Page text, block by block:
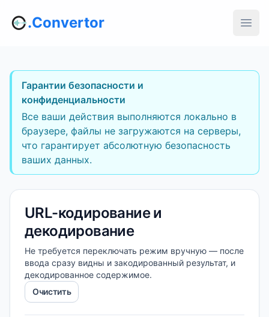
.Convertor
Гарантии безопасности и
конфиденциальности
Все ваши действия выполняются локально в
браузере, файлы не загружаются на серверы,
что гарантирует абсолютную безопасность
ваших данных.
URL-кодирование и
декодирование
Не требуется переключать режим вручную — после
ввода сразу видны и закодированный результат, и
декодированное содержимое.
Очистить